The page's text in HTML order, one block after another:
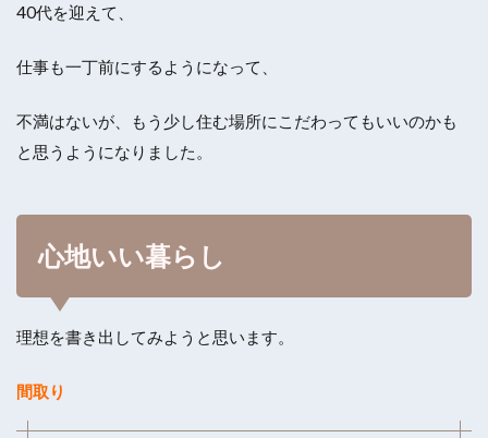
40代を迎えて、
仕事も一丁前にするようになって、
不満はないが、もう少し住む場所にこだわってもいいのかも
と思うようになりました。
心地いい暮らし
理想を書き出してみようと思います。
間取り